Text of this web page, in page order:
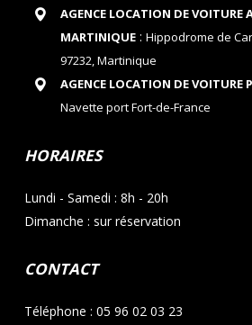
AGENCE LOCATION DE VOITURE
MARTINIQUE: Hippodrome de
97232, Martinique
AGENCE LOCATION DE VOITURE
Navette port Fort-de-France
HORAIRES
Lundi - Samedi : 8h - 20h
Dimanche : sur réservation
CONTACT
Téléphone : 05 96 02 03 23